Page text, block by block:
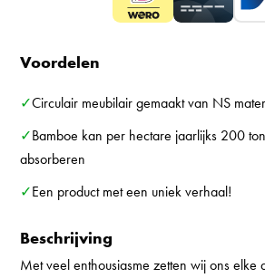
Voordelen
✓Circulair meubilair gemaakt van NS
✓Bamboe kan per hectare jaarlijks 200 ton Co2-uitstoot
absorberen
✓Een product met een uniek verhaal!
Beschrijving
Met veel enthousiasme zetten wij ons